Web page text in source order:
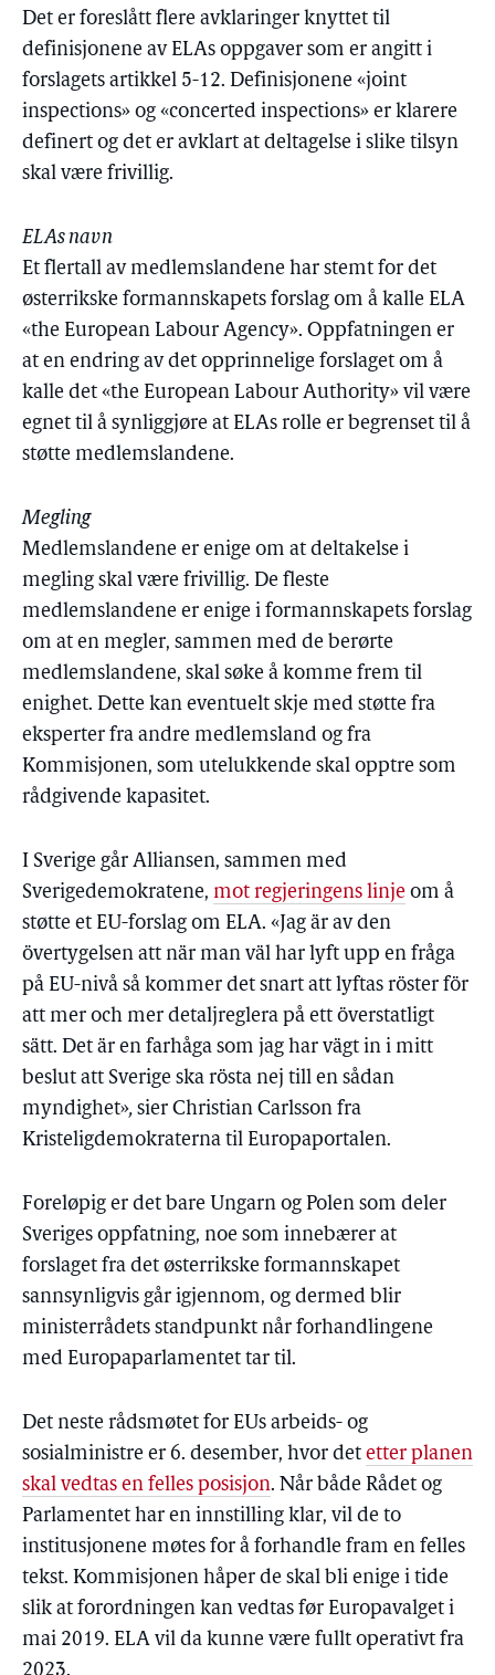
Det er foreslått flere avklaringer knyttet til
definisjonene av ELAs oppgaver som er angitt i
forslagets artikkel 5-12. Definisjonene «joint
inspections» og «concerted inspections» er klarere
definert og det er avklart at deltagelse i slike tilsyn
skal være frivillig.
ELAs navn
Et flertall av medlemslandene har stemt for det
østerrikske formannskapets forslag om å kalle ELA
«the European Labour Agency». Oppfatningen er
at en endring av det opprinnelige forslaget om å
kalle det «the European Labour Authority» vil være
egnet til å synliggjøre at ELAs rolle er begrenset til å
støtte medlemslandene.
Megling
Medlemslandene er enige om at deltakelse i
megling skal være frivillig. De fleste
medlemslandene er enige i formannskapets forslag
om at en megler, sammen med de berørte
medlemslandene, skal søke å komme frem til
enighet. Dette kan eventuelt skje med støtte fra
eksperter fra andre medlemsland og fra
Kommisjonen, som utelukkende skal opptre som
rådgivende kapasitet.
I Sverige går Alliansen, sammen med
Sverigedemokratene, mot regjeringens linje om å
støtte et EU-forslag om ELA. «Jag är av den
övertygelsen att när man väl har lyft upp en fråga
på EU-nivå så kommer det snart att lyftas röster för
att mer och mer detaljreglera på ett överstatligt
sätt. Det är en farhåga som jag har vägt in i mitt
beslut att Sverige ska rösta nej till en sådan
myndighet», sier Christian Carlsson fra
Kristeligdemokraterna til Europaportalen.
Foreløpig er det bare Ungarn og Polen som deler
Sveriges oppfatning, noe som innebærer at
forslaget fra det østerrikske formannskapet
sannsynligvis går igjennom, og dermed blir
ministerrådets standpunkt når forhandlingene
med Europaparlamentet tar til.
Det neste rådsmøtet for EUs arbeids- og
sosialministre er 6. desember, hvor det etter planen
skal vedtas en felles posisjon. Når både Rådet og
Parlamentet har en innstilling klar, vil de to
institusjonene møtes for å forhandle fram en felles
tekst. Kommisjonen håper de skal bli enige i tide
slik at forordningen kan vedtas før Europavalget i
mai 2019. ELA vil da kunne være fullt operativt fra